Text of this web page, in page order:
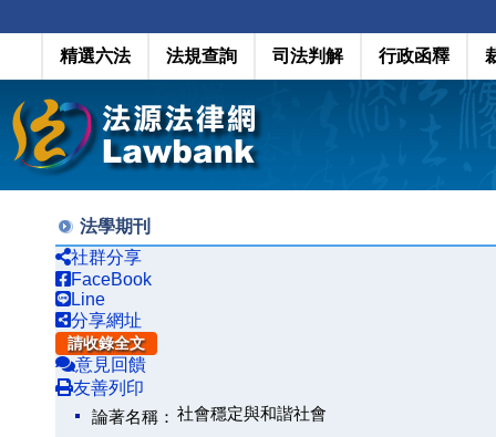
精選六法 法規查詢 司法判解 行政函釋
法學期刊
社群分享
FaceBook
Line
分享網址
請收錄全文
意見回饋
友善列印
論著名稱： 社會穩定與和諧社會